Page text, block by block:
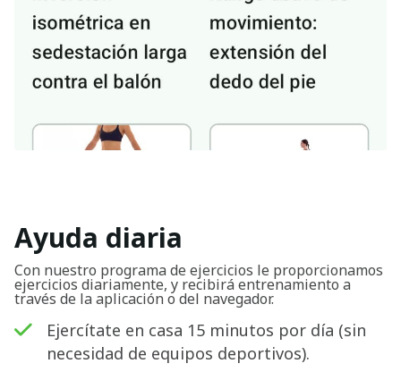
Ayuda diaria
Con nuestro programa de ejercicios le proporcionamos
ejercicios diariamente, y recibirá entrenamiento a
través de la aplicación o del navegador.
Ejercítate en casa 15 minutos por día (sin
necesidad de equipos deportivos).